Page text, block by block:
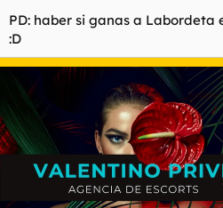
PD: haber si ganas a Labordeta
:D